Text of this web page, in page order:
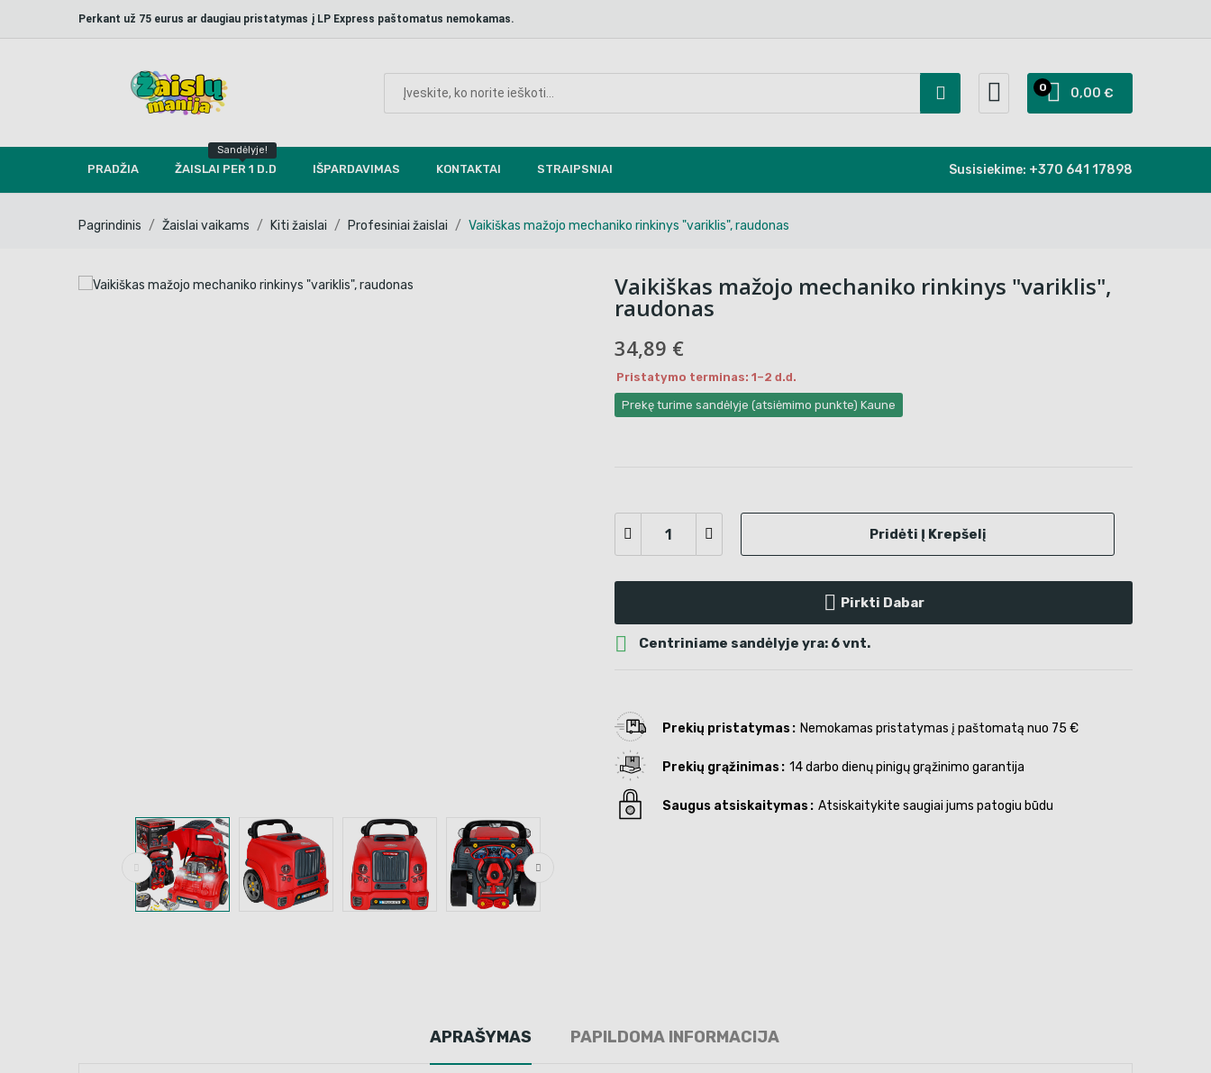
Perkant už 75 eurus ar daugiau pristatymas į LP Express paštomatus nemokamas.
0,00 €
0
PRADŽIA ŽAISLAI PER 1 D.D
Sandėlyje!
IŠPARDAVIMAS KONTAKTAI STRAIPSNIAI Susisiekime: +370 641 17898
Pagrindinis Žaislai vaikams Kiti žaislai Profesiniai žaislai Vaikiškas mažojo mechaniko rinkinys "variklis", raudonas
Vaikiškas mažojo mechaniko rinkinys "variklis",
raudonas
34,89 €
Pristatymo terminas: 1–2 d.d.
Prekę turime sandėlyje (atsiėmimo punkte) Kaune
Pridėti Į Krepšelį
Pirkti Dabar
 Centriniame sandėlyje yra: 6 vnt.
Prekių pristatymas Nemokamas pristatymas į paštomatą nuo 75 €
Prekių grąžinimas 14 darbo dienų pinigų grąžinimo garantija
Saugus atsiskaitymas Atsiskaitykite saugiai jums patogiu būdu
APRAŠYMAS PAPILDOMA INFORMACIJA